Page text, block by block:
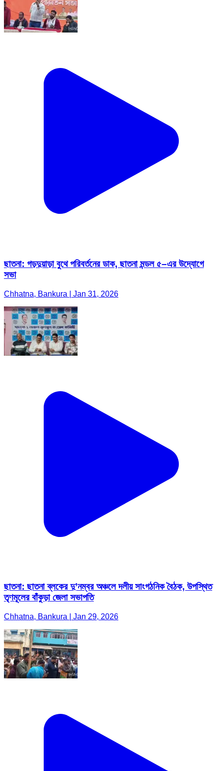
ছাতনা: গড়দুয়াড়া বুথে পরিবর্তনের ডাক, ছাতনা মন্ডল ৫–এর উদ্যোগে
সভা
Chhatna, Bankura | Jan 31, 2026
ছাতনা: ছাতনা ব্লকের দু’নম্বর অঞ্চলে দলীয় সাংগঠনিক বৈঠক, উপস্থিত
তৃণমূলের বাঁকুড়া জেলা সভাপতি
Chhatna, Bankura | Jan 29, 2026